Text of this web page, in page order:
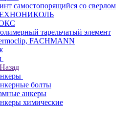
самостопорящийся со сверлом
тарельчатый элемент
FACHMANN
Назад
болты
анкеры
химические